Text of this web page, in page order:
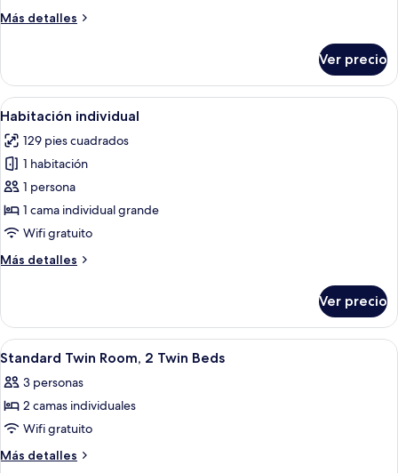
uso
Más detalles
Más
doble
de
uso
Ver precio
Abrir
todas
las
fotos
de
Habitación
individual
Una habitación individual con
1
Habitación individual
129 pies cuadrados
1 habitación
1 persona
1 cama individual grande
Wifi gratuito
Más detalles
Más
individual
Ver precio
Abrir
todas
las
fotos
de
Standard
Habitación de hotel con dos camas,
5
Standard Twin Room, 2 Twin Beds
3 personas
2 camas individuales
Wifi gratuito
Más detalles
Más